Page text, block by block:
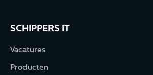
SCHIPPERS IT
Vacatures
Producten